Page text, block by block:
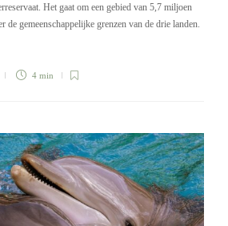
Het gaat om een gebied van 5,7 miljoen
de gemeenschappelijke grenzen van de drie landen.
4 min